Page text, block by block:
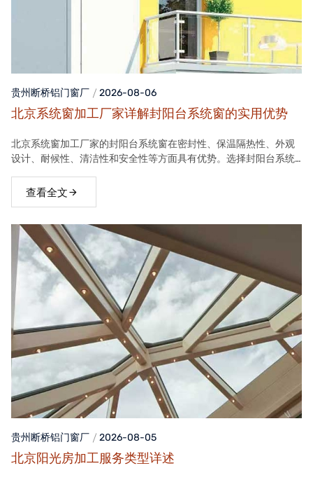
贵州断桥铝门窗厂 2026-08-06
北京系统窗加工厂家详解封阳台系统窗的实用优势
北京系统窗加工厂家的封阳台系统窗在密封性、保温隔热性、外观
设计、耐候性、清洁性和安全性等方面具有优势。选择封阳台系统
体验。
查看全文
贵州断桥铝门窗厂 2026-08-05
北京阳光房加工服务类型详述